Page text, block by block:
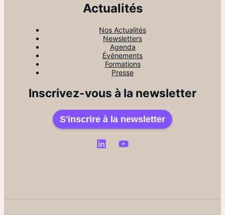
Actualités
Nos Actualités
Newsletters
Agenda
Événements
Formations
Presse
Inscrivez-vous à la newsletter
S'inscrire à la newsletter